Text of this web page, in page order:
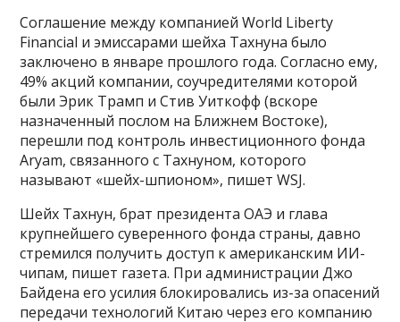
Соглашение между компанией World Liberty
Financial и эмиссарами шейха Тахнуна было
заключено в январе прошлого года. Согласно ему,
49% акций компании, соучредителями которой
были Эрик Трамп и Стив Уиткофф (вскоре
назначенный послом на Ближнем Востоке),
перешли под контроль инвестиционного фонда
Aryam, связанного с Тахнуном, которого
называют «шейх-шпионом», пишет WSJ.
Шейх Тахнун, брат президента ОАЭ и глава
крупнейшего суверенного фонда страны, давно
стремился получить доступ к американским ИИ-
чипам, пишет газета. При администрации Джо
Байдена его усилия блокировались из-за опасений
передачи технологий Китаю через его компанию